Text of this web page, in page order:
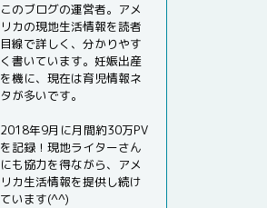
このブログの運営者。アメ
リカの現地生活情報を読者
目線で詳しく、分かりやす
く書いています。妊娠出産
を機に、現在は育児情報ネ
タが多いです。
2018年9月に月間約30万PV
を記録！現地ライターさん
にも協力を得ながら、アメ
リカ生活情報を提供し続け
ています(^^)